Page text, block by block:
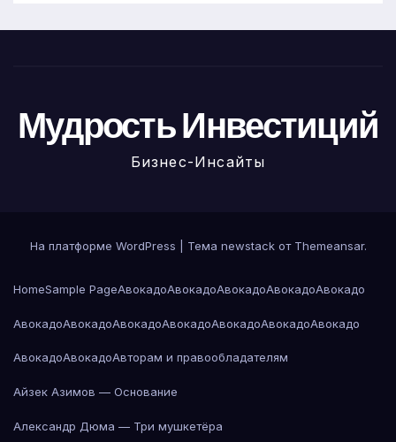
Мудрость Инвестиций
Бизнес-Инсайты
На платформе WordPress Тема newstack от Themeansar.
HomeSample PageАвокадоАвокадоАвокадоАвокадоАвокадо
АвокадоАвокадоАвокадоАвокадоАвокадоАвокадоАвокадо
АвокадоАвокадоАвторам и правообладателям
Айзек Азимов — Основание
Александр Дюма — Три мушкетёра